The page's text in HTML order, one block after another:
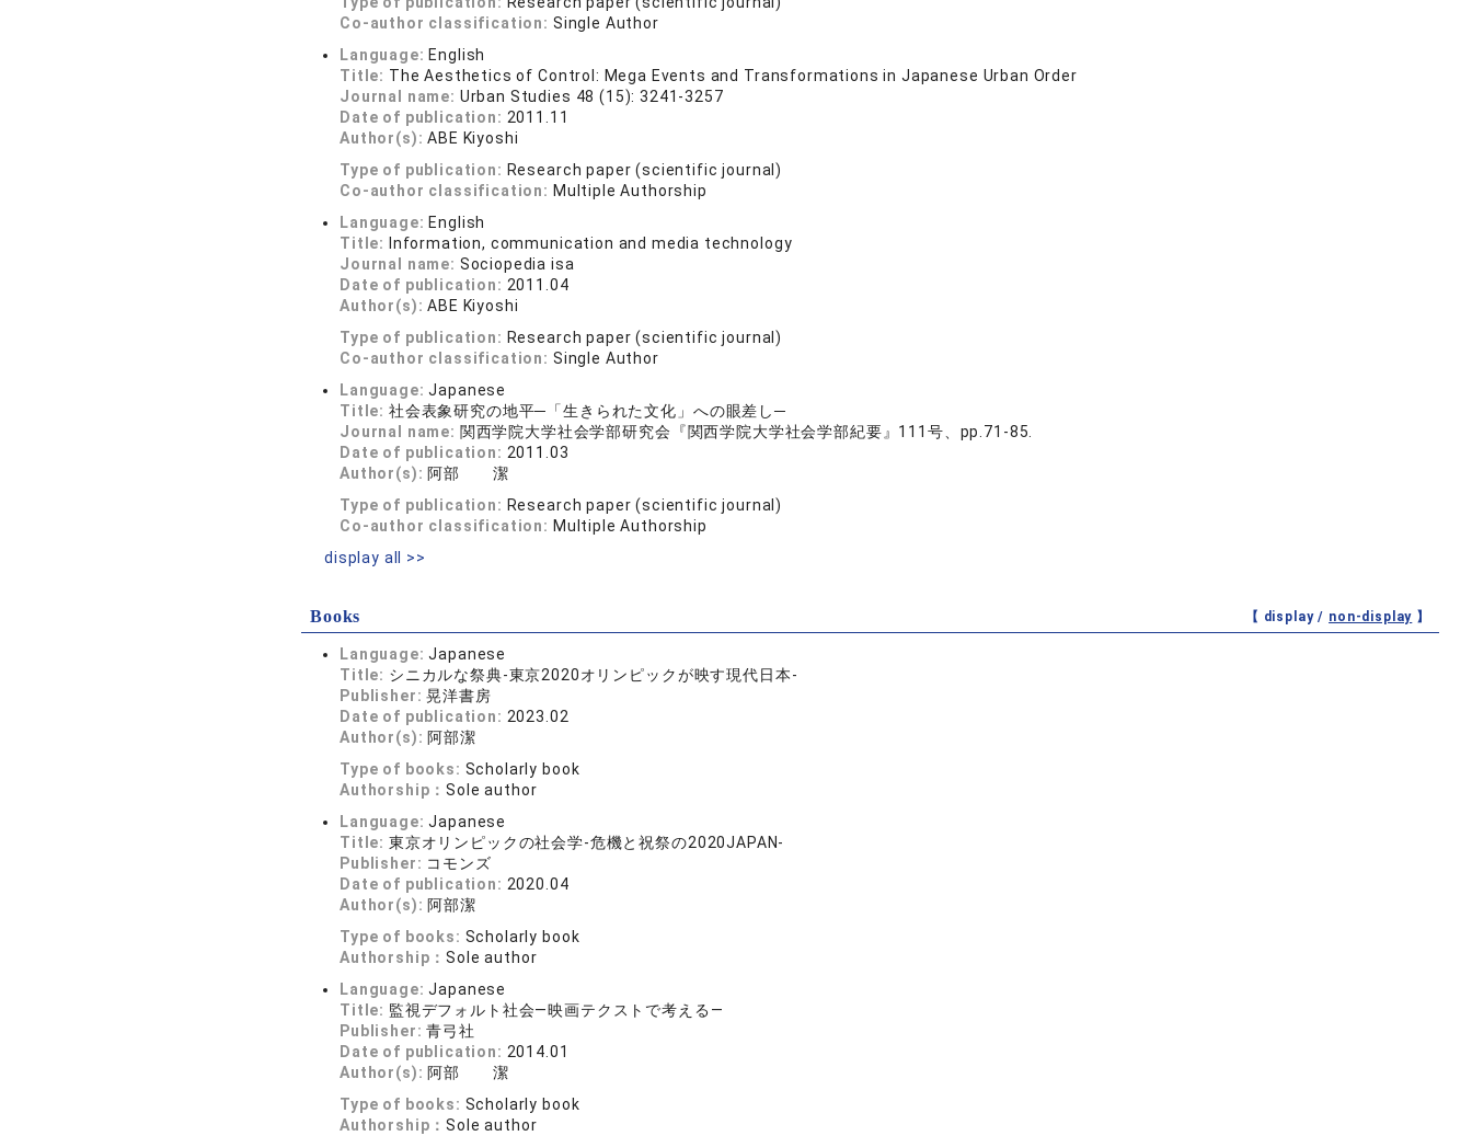
Co-author classification: Single Author
Language: English
Title: The Aesthetics of Control: Mega Events and Transformations in Japanese Urban Order
Journal name: Urban Studies 48 (15): 3241-3257
Date of publication: 2011.11
Author(s):ABE Kiyoshi
Type of publication: Research paper (scientific journal)
Co-author classification: Multiple Authorship
Language: English
Title:
Information, communication and media technology
Journal name: Sociopedia isa
Date of publication: 2011.04
Author(s):ABE Kiyoshi
Type of publication: Research paper (scientific journal)
Co-author classification: Single Author
Language:Japanese
Title: 社会表象研究の地平─「生きられた文化」への眼差し─
Journal name: 関西学院大学社会学部研究会『関西学院大学社会学部紀要』111号、pp.71-85.
Date of publication: 2011.03
Author(s): 阿部 潔
Type of publication: Research paper (scientific journal)
Co-author classification: Multiple Authorship
display all >>
Books 【 display / non-display 】
Language:Japanese
Title: シニカルな祭典-東京2020オリンピックが映す現代日本-
Publisher:晃洋書房
Date of publication: 2023.02
Author(s): 阿部潔
Type of books: Scholarly book
Authorship：Sole author
Language:Japanese
Title: 東京オリンピックの社会学-危機と祝祭の2020JAPAN-
Publisher: コモンズ
Date of publication: 2020.04
Author(s): 阿部潔
Type of books: Scholarly book
Authorship：Sole author
Language:Japanese
Title: 監視デフォルト社会―映画テクストで考える―
Publisher:青弓社
Date of publication: 2014.01
Author(s): 阿部 潔
Type of books: Scholarly book
Authorship：Sole author